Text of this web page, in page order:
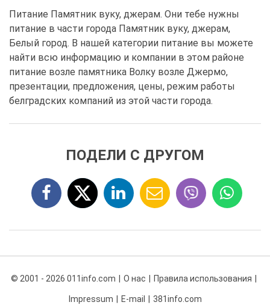
Питание Памятник вуку, джерам. Они тебе нужны
питание в части города Памятник вуку, джерам,
Белый город. В нашей категории питание вы можете
найти всю информацию и компании в этом районе
питание возле памятника Волку возле Джермо,
презентации, предложения, цены, режим работы
белградских компаний из этой части города.
ПОДЕЛИ С ДРУГОМ
© 2001 - 2026 011info.com О нас Правила использования
Impressum E-mail 381info.com